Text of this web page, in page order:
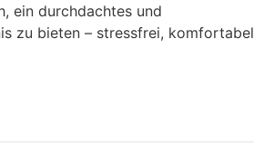
ein durchdachtes und
zu bieten – stressfrei, komfortabel